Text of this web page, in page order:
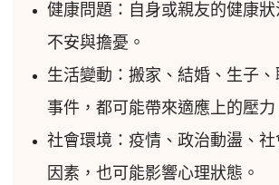
健康問題：自身或親友的健康
不安與擔憂。
生活變動：搬家、結婚、生子
事件，都可能帶來適應上的壓力
社會環境：疫情、政治動盪、
因素，也可能影響心理狀態。